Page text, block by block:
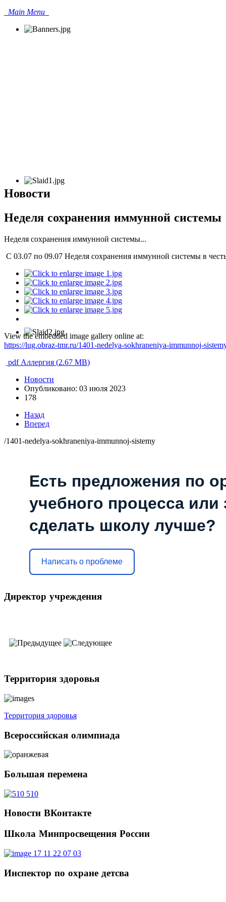
Main Menu
Новости
Неделя сохранения иммунной системы
Неделя сохранения иммунной системы...
С 03.07 по 09.07 Неделя сохранения иммунной системы в
View the embedded image gallery online at:
https://lug.obraz-tmr.ru/1401-nedelya-sokhraneniya-immunnoj-
pdfАллергия (2.67 MB)
Новости
Опубликовано: 03 июля 2023
178
Назад
Вперед
/1401-nedelya-sokhraneniya-immunnoj-sistemy
Есть предложения по
учебного процесса или
сделать школу лучше?
Написать о проблеме
Директор учреждения
Территория здоровья
Территория здоровья
Всероссийская олимпиада
Большая перемена
Новости ВКонтакте
Школа Минпросвещения России
Инспектор по охране детсва